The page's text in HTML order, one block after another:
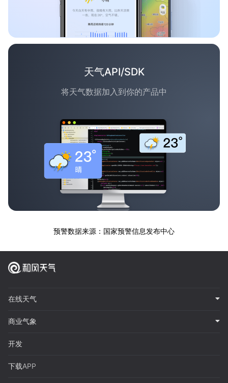
天气API/SDK
将天气数据加入到你的产品中
预警数据来源：国家预警信息发布中心
在线天气
商业气象
开发
下载APP